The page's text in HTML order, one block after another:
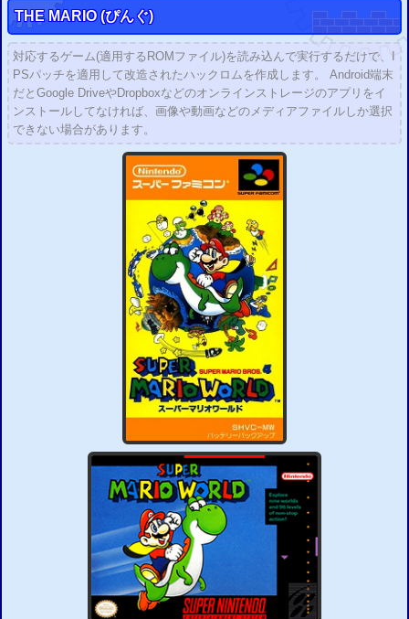
THE MARIO (ぴんぐ)
対応するゲーム(適用するROMファイル)を読み込んで実行するだけで、I
PSパッチを適用して改造されたハックロムを作成します。 Android端末
だとGoogle DriveやDropboxなどのオンラインストレージのアプリをイ
ンストールしてなければ、画像や動画などのメディアファイルしか選択
できない場合があります。